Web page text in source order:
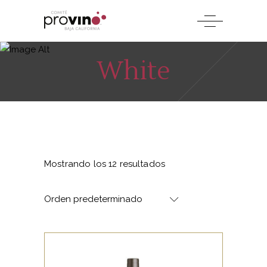
White
Mostrando los 12 resultados
Orden predeterminado